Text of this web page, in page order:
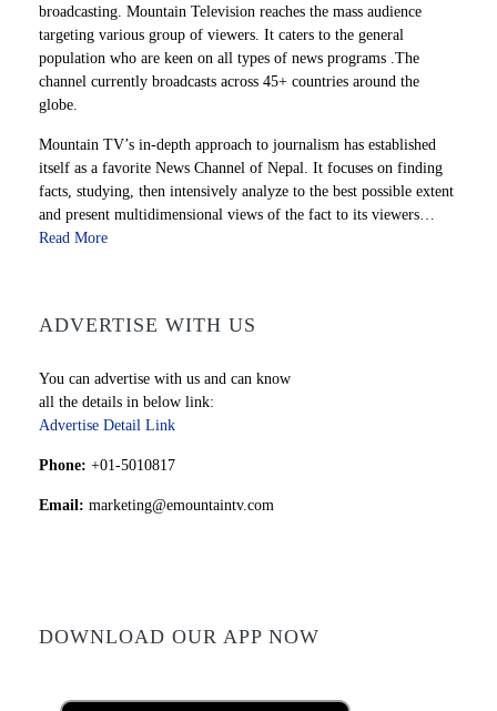
broadcasting. Mountain Television reaches the mass audience
targeting various group of viewers. It caters to the general
population who are keen on all types of news programs .The
channel currently broadcasts across 45+ countries around the
globe.
Mountain TV’s in-depth approach to journalism has established
itself as a favorite News Channel of Nepal. It focuses on finding
facts, studying, then intensively analyze to the best possible extent
and present multidimensional views of the fact to its viewers…
Read More
ADVERTISE WITH US
You can advertise with us and can know
all the details in below link:
Advertise Detail Link
Phone: +01-5010817
Email: marketing@emountaintv.com
DOWNLOAD OUR APP NOW